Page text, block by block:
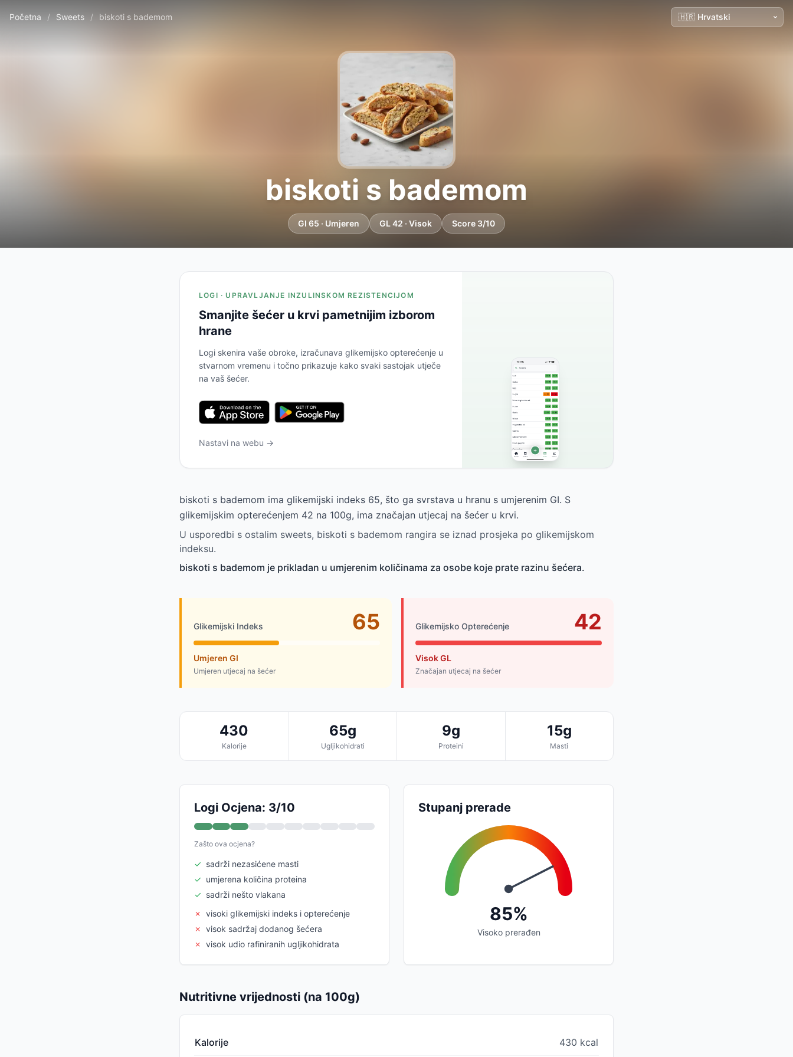
Početna / Sweets / biskoti s bademom
biskoti s bademom
GI 65 · Umjeren GL 42 · Visok Score 3/10
LOGI · UPRAVLJANJE INZULINSKOM REZISTENCIJOM
Smanjite šećer u krvi pametnijim izborom
hrane
Logi skenira vaše obroke, izračunava glikemijsko opterećenje u
stvarnom vremenu i točno prikazuje kako svaki sastojak utječe
na vaš šećer.
Nastavi na webu →
biskoti s bademom ima glikemijski indeks 65, što ga svrstava u hranu s umjerenim GI. S
glikemijskim opterećenjem 42 na 100g, ima značajan utjecaj na šećer u krvi.
U usporedbi s ostalim sweets, biskoti s bademom rangira se iznad prosjeka po glikemijskom
indeksu.
biskoti s bademom je prikladan u umjerenim količinama za osobe koje prate razinu šećera.
Glikemijski Indeks 65
Umjeren GI
Umjeren utjecaj na šećer
Glikemijsko Opterećenje 42
Visok GL
Značajan utjecaj na šećer
430
Kalorije
65g
Ugljikohidrati
9g
Proteini
15g
Masti
Logi Ocjena: 3/10
Zašto ova ocjena?
✓ sadrži nezasićene masti
✓ umjerena količina proteina
✓ sadrži nešto vlakana
✗ visoki glikemijski indeks i opterećenje
✗ visok sadržaj dodanog šećera
✗ visok udio rafiniranih ugljikohidrata
Stupanj prerade
85%
Visoko prerađen
Nutritivne vrijednosti (na 100g)
Kalorije 430 kcal